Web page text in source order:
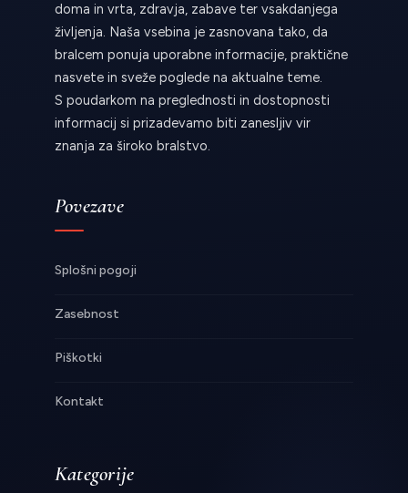
doma in vrta, zdravja, zabave ter vsakdanjega
življenja. Naša vsebina je zasnovana tako, da
bralcem ponuja uporabne informacije, praktične
nasvete in sveže poglede na aktualne teme.
S poudarkom na preglednosti in dostopnosti
informacij si prizadevamo biti zanesljiv vir
znanja za široko bralstvo.
Povezave
Splošni pogoji
Zasebnost
Piškotki
Kontakt
Kategorije